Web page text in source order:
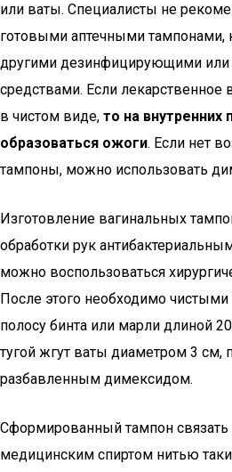
или ваты. Специалисты не
готовыми аптечными тампонами,
другими дезинфицирующими
средствами. Если лекарственное
в чистом виде, то на внутренних
образоваться ожоги. Если нет
тампоны, можно использовать
Изготовление вагинальных
обработки рук
можно воспользоваться
После этого необходимо
полосу бинта или марли длиной
тугой жгут ваты диаметром 3 см,
разбавленным димексидом.
Сформированный тампон связать
медицинским спиртом нитью